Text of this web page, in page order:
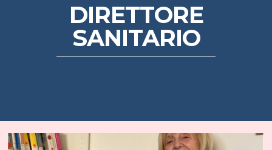
DIRETTORE
SANITARIO